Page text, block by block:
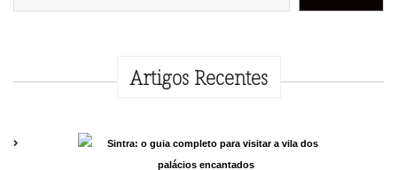
Artigos Recentes